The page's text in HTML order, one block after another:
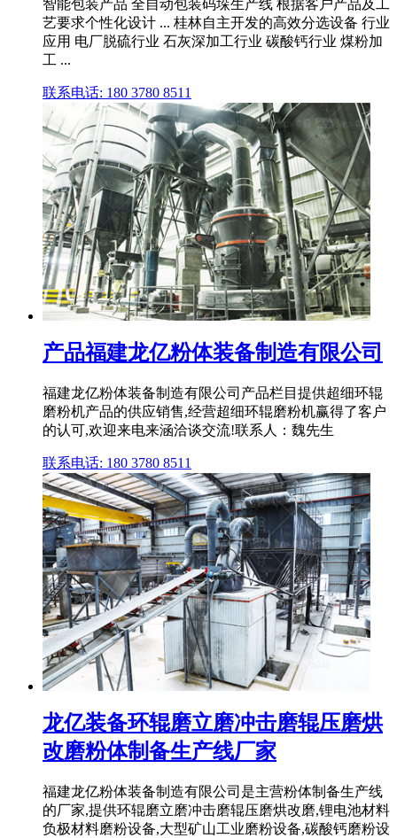
智能包装产品 全自动包装码垛生产线 根据客户产品及工
艺要求个性化设计 ... 桂林自主开发的高效分选设备 行业
应用 电厂脱硫行业 石灰深加工行业 碳酸钙行业 煤粉加
工 ...
联系电话: 180 3780 8511
产品福建龙亿粉体装备制造有限公司
福建龙亿粉体装备制造有限公司产品栏目提供超细环辊
磨粉机产品的供应销售,经营超细环辊磨粉机赢得了客户
的认可,欢迎来电来涵洽谈交流!联系人：魏先生
联系电话: 180 3780 8511
龙亿装备环辊磨立磨冲击磨辊压磨烘
改磨粉体制备生产线厂家
福建龙亿粉体装备制造有限公司是主营粉体制备生产线
的厂家,提供环辊磨立磨冲击磨辊压磨烘改磨,锂电池材料
负极材料磨粉设备,大型矿山工业磨粉设备,碳酸钙磨粉设